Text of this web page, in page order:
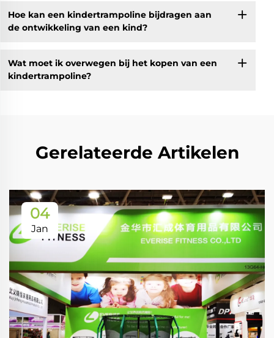
Hoe kan een kindertrampoline bijdragen aan
de ontwikkeling van een kind?
Wat moet ik overwegen bij het kopen van een
kindertrampoline?
Gerelateerde Artikelen
04
Jan